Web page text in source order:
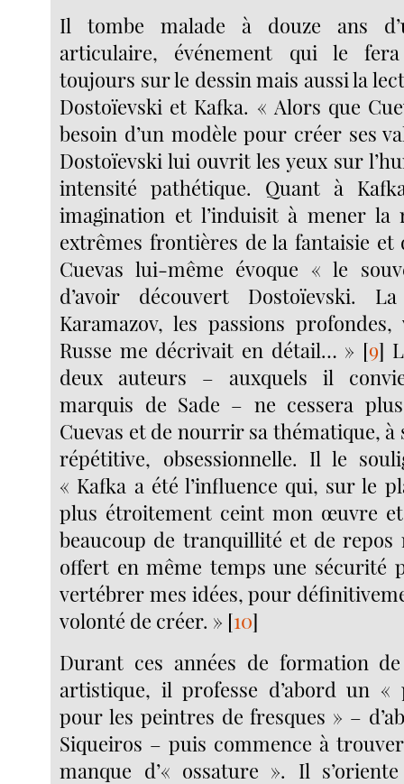
Il tombe malade à douze ans
articulaire, événement qui le
toujours sur le dessin mais aussi la
Dostoïevski et Kafka. « Alors que
besoin d’un modèle pour créer ses
Dostoïevski lui ouvrit les yeux sur
intensité pathétique. Quant à
imagination et l’induisit à mener la
extrêmes frontières de la fantaisie
Cuevas lui-même évoque « le
d’avoir découvert Dostoïevski.
Karamazov, les passions
Russe me décrivait en détail… » [9]
deux auteurs – auxquels il
marquis de Sade – ne cessera plus
Cuevas et de nourrir sa thématique, à
répétitive, obsessionnelle. Il le
« Kafka a été l’influence qui, sur le
plus étroitement ceint mon œuvre
beaucoup de tranquillité et de repos
offert en même temps une sécurité
vertébrer mes idées, pour
volonté de créer. » [10]
Durant ces années de formation
artistique, il professe d’abord un «
pour les peintres de fresques » –
Siqueiros – puis commence à
manque d’« ossature ». Il